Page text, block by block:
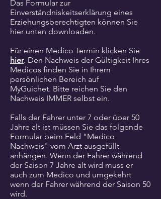
Das Formular zur
Einverständniskeitserklärung eines
Erziehungsberechtigten können Sie
hier unten downloaden.
Für einen Medico Termin klicken Sie
hier. Den Nachweis der Gültigkeit Ihres
Medicos finden Sie in Ihrem
persönlichen Bereich auf
MyGuichet. Bitte reichen Sie den
Nachweis IMMER selbst ein.
Falls der Fahrer unter 7 oder über 50
Jahre alt ist müssen Sie das folgende
Formular beim Feld "Medico
Nachweis" vom Arzt ausgefüllt
anhängen. Wenn der Fahrer während
der Saison 7 Jahre alt wird muss er
auch zum Medico und umgekehrt
wenn der Fahrer während der Saison 50
wird.